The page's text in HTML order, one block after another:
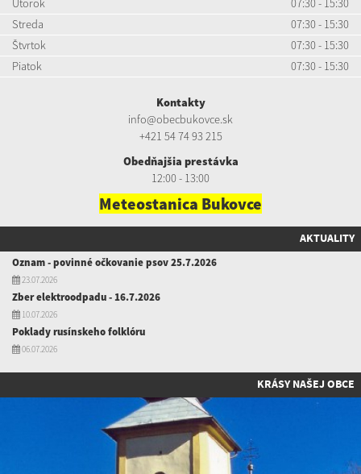
Utorok
07:30 - 15:30
Streda
07:30 - 15:30
Štvrtok
07:30 - 15:30
Piatok
07:30 - 15:30
Kontakty
info@obecbukovce.sk
+421 54 74 93 215
Obedňajšia prestávka
12:00 - 13:00
Meteostanica Bukovce
AKTUALITY
Oznam - povinné očkovanie psov 25.7.2026
23.07.2026
Zber elektroodpadu - 16.7.2026
10.07.2026
Poklady rusínskeho folklóru
06.07.2026
KRÁSY NAŠEJ OBCE